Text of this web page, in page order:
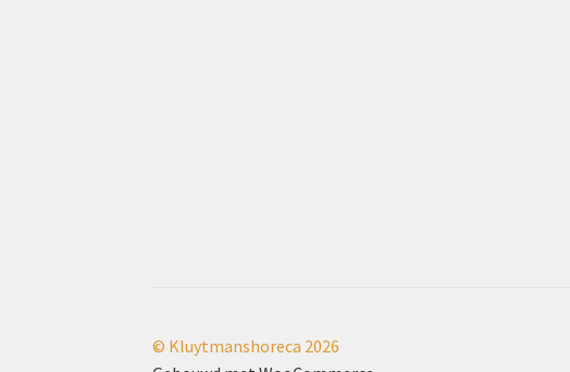
© Kluytmanshoreca 2026